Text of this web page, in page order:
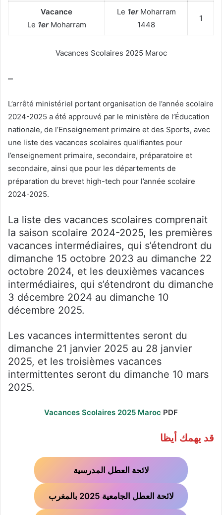
1
Le 1erMoharram
1448
Vacance
Le 1erMoharram
Vacances Scolaires 2025 Maroc
–
L’arrêté ministériel portant organisation de l’année scolaire
2024-2025 a été approuvé par le ministère de l’Éducation
nationale, de l’Enseignement primaire et des Sports, avec
une liste des vacances scolaires qualifiantes pour
l’enseignement primaire, secondaire, préparatoire et
secondaire, ainsi que pour les départements de
préparation du brevet high-tech pour l’année scolaire
2024-2025.
La liste des vacances scolaires comprenait
la saison scolaire 2024-2025, les premières
vacances intermédiaires, qui s’étendront du
dimanche 15 octobre 2023 au dimanche 22
octobre 2024, et les deuxièmes vacances
intermédiaires, qui s’étendront du dimanche
3 décembre 2024 au dimanche 10
décembre 2025.
Les vacances intermittentes seront du
dimanche 21 janvier 2025 au 28 janvier
2025, et les troisièmes vacances
intermittentes seront du dimanche 10 mars
2025.
Vacances Scolaires 2025 Maroc PDF
قد يهمك أيظا
لائحة العطل المدرسية
لائحة العطل الجامعية 2025 بالمغرب